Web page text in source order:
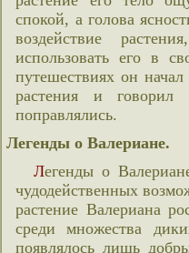
спокой, а голова
воздействие
использовать его в
путешествиях он
растения и
поправлялись.
Легенды о Валериане.
Легенды о Валериане так же рассказывает о её
чудодейственных
растение Валериана
среди множества
появлялось лишь